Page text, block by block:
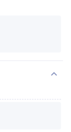
expand_more